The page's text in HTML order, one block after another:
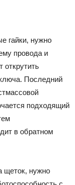
гайки, нужно
провода и
открутить
Последний
подходящий
в обратном
щеток, нужно